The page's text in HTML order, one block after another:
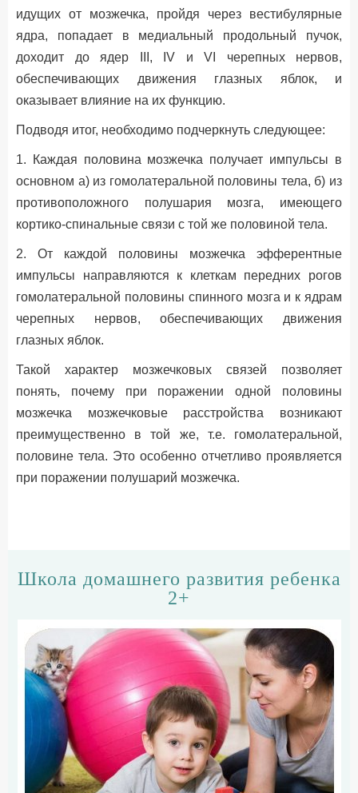
идущих от мозжечка, пройдя через вестибулярные
ядра, попадает в медиальный продольный пучок,
доходит до ядер III, IV и VI черепных нервов,
обеспечивающих движения глазных яблок, и
оказывает влияние на их функцию.
Подводя итог, необходимо подчеркнуть следующее:
1. Каждая половина мозжечка получает импульсы в
основном а) из гомолатеральной половины тела, б) из
противоположного полушария мозга, имеющего
кортико-спинальные связи с той же половиной тела.
2. От каждой половины мозжечка эфферентные
импульсы направляются к клеткам передних рогов
гомолатеральной половины спинного мозга и к ядрам
черепных нервов, обеспечивающих движения
глазных яблок.
Такой характер мозжечковых связей позволяет
понять, почему при поражении одной половины
мозжечка мозжечковые расстройства возникают
преимущественно в той же, т.е. гомолатеральной,
половине тела. Это особенно отчетливо проявляется
при поражении полушарий мозжечка.
Школа домашнего развития ребенка
2+